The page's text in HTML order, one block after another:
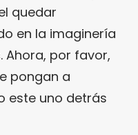
quedar
en la imaginería
. Ahora, por favor,
pongan a
este uno detrás